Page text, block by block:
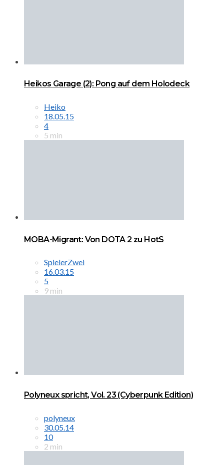
Heikos Garage (2): Pong auf dem Holodeck
Heiko
18.05.15
4
5 min
MOBA-Migrant: Von DOTA 2 zu HotS
SpielerZwei
16.03.15
5
9 min
Polyneux spricht, Vol. 23 (Cyberpunk Edition)
polyneux
30.05.14
10
2 min